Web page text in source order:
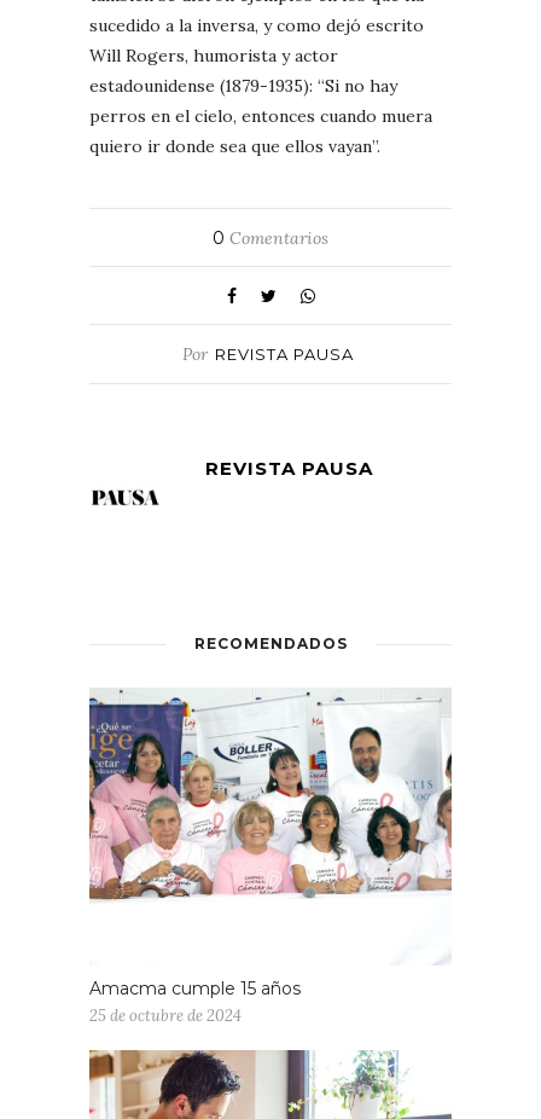
sucedido a la inversa, y como dejó escrito
Will Rogers, humorista y actor
estadounidense (1879-1935): “Si no hay
perros en el cielo, entonces cuando muera
quiero ir donde sea que ellos vayan”.
0 Comentarios
Por REVISTA PAUSA
REVISTA PAUSA
RECOMENDADOS
Amacma cumple 15 años
25 de octubre de 2024